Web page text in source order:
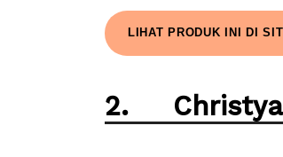
LIHAT PRODUK INI DI
2. Christyan